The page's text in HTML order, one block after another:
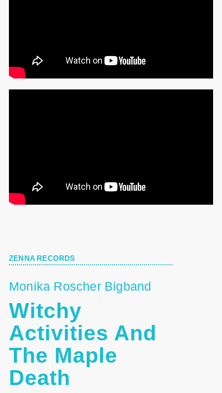
ZENNA RECORDS
Monika Roscher Bigband
Witchy
Activities And
The Maple
Death